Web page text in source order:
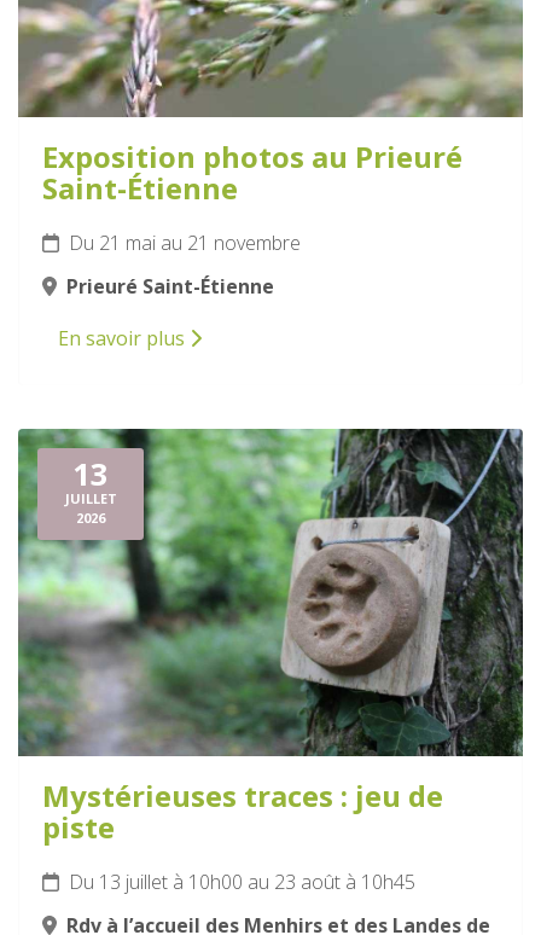
Exposition photos au Prieuré
Saint-Étienne
Du 21 mai au 21 novembre
Prieuré Saint-Étienne
En savoir plus
13
JUILLET
2026
Mystérieuses traces : jeu de
piste
Du 13 juillet à 10h00 au 23 août à 10h45
Rdv à l’accueil des Menhirs et des Landes de